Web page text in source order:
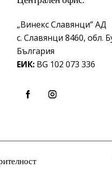
„Винекс Славянци” АД
с.Славянци 8460,обл.
България
ЕИК: BG 102 073 336